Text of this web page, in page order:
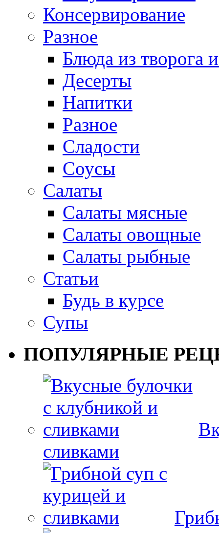
Консервирование
Разное
Блюда из творога
Десерты
Напитки
Разное
Сладости
Соусы
Салаты
Салаты мясные
Салаты овощные
Салаты рыбные
Статьи
Будь в курсе
Супы
ПОПУЛЯРНЫЕ
сливками